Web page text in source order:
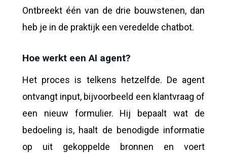
Ontbreekt één van de drie bouwstenen, dan
heb je in de praktijk een veredelde chatbot.
Hoe werkt een AI agent?
Het proces is telkens hetzelfde. De agent
ontvangt input, bijvoorbeeld een klantvraag of
een nieuw formulier. Hij bepaalt wat de
bedoeling is, haalt de benodigde informatie
op uit gekoppelde bronnen en voert